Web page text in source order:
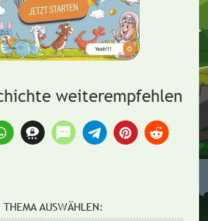
weiterempfehlen
THEMA AUSWÄHLEN: